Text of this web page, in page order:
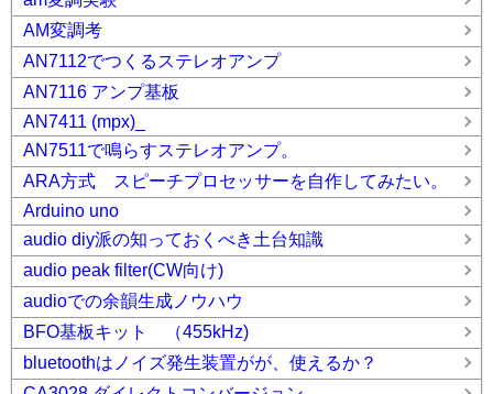
AM変調考
AN7112でつくるステレオアンプ
AN7116 アンプ基板
AN7411 (mpx)_
AN7511で鳴らすステレオアンプ。
ARA方式 スピーチプロセッサーを自作してみたい。
Arduino uno
audio diy派の知っておくべき土台知識
audio peak filter(CW向け)
audioでの余韻生成ノウハウ
BFO基板キット （455kHz)
bluetoothはノイズ発生装置がが、使えるか？